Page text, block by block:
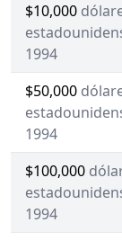
$10,000
1994
$50,000
1994
$100,000
1994